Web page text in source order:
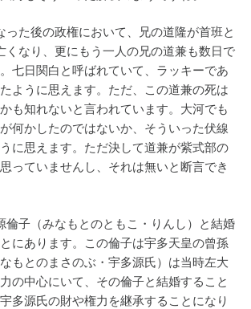
った後の政権において、兄の道隆が首班と
くなり、更にもう一人の兄の道兼も数日で
七日関白と呼ばれていて、ラッキーであ
ように思えます。ただ、この道兼の死は
も知れないと言われています。大河でも
何かしたのではないか、そういった伏線
に思えます。ただ決して道兼が紫式部の
っていませんし、それは無いと断言でき
倫子（みなもとのともこ・りんし）と結婚
とにあります。この倫子は宇多天皇の曾孫
もとのまさのぶ・宇多源氏）は当時左大
の中心にいて、その倫子と結婚すること
多源氏の財や権力を継承することになり